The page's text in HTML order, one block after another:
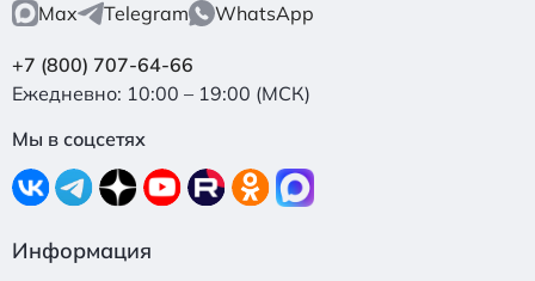
Max Telegram WhatsApp
+7 (800) 707-64-66
Ежедневно: 10:00 – 19:00 (МСК)
Мы в соцсетях
Информация